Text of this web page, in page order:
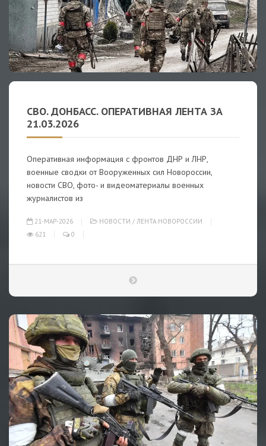
СВО. ДОНБАСС. ОПЕРАТИВНАЯ ЛЕНТА ЗА
21.03.2026
Оперативная информация с фронтов ДНР и ЛНР,
военные сводки от Вооруженных сил Новороссии,
новости СВО, фото- и видеоматериалы военных
журналистов из
21-МАР-2026 НОВОСТИ / ЛЕНТА НОВОРОССИИ
621
0